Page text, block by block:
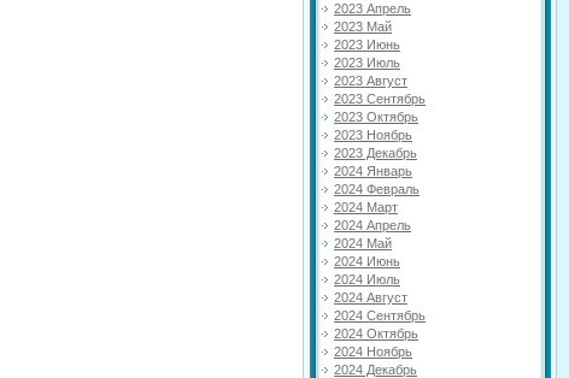
2023 Апрель
2023 Май
2023 Июнь
2023 Июль
2023 Август
2023 Сентябрь
2023 Октябрь
2023 Ноябрь
2023 Декабрь
2024 Январь
2024 Февраль
2024 Март
2024 Апрель
2024 Май
2024 Июнь
2024 Июль
2024 Август
2024 Сентябрь
2024 Октябрь
2024 Ноябрь
2024 Декабрь